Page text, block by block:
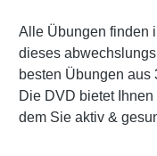
Alle Übungen finden
dieses
besten Übungen aus
Die DVD bietet
dem Sie aktiv &